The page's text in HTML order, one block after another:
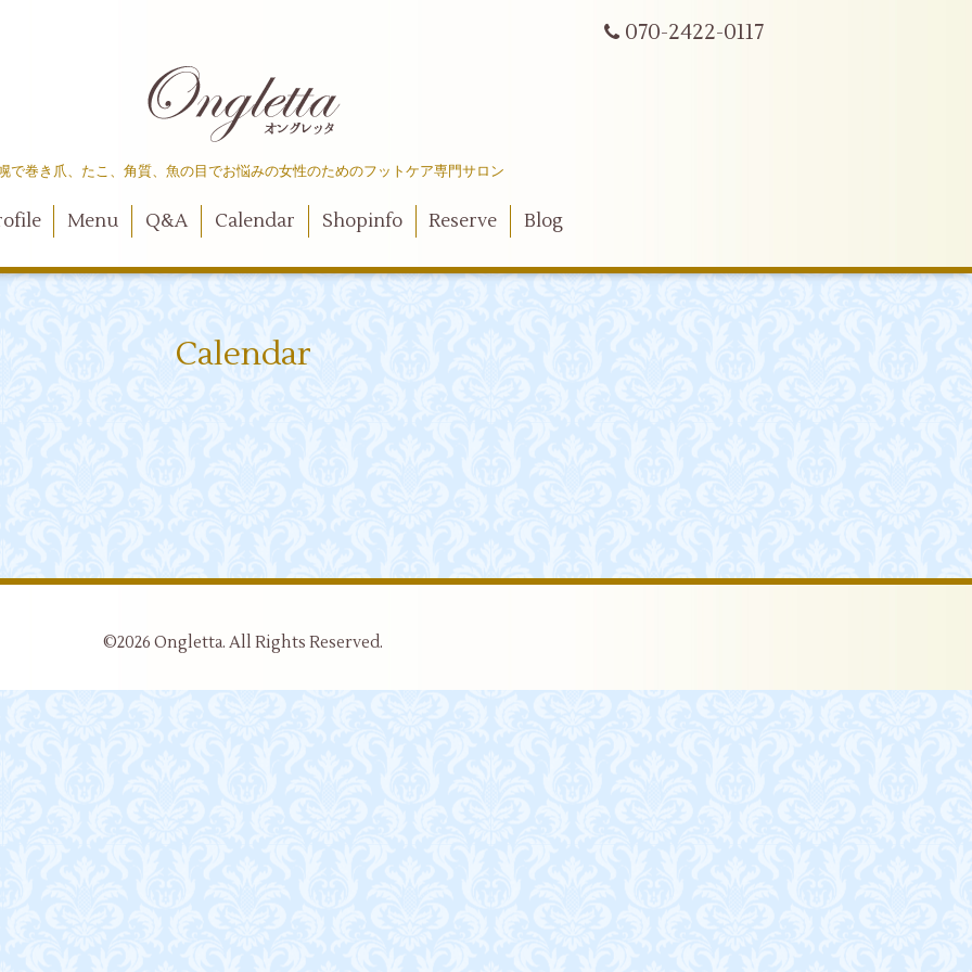
070-2422-0117
で巻き爪、たこ、角質、魚の目でお悩みの女性のためのフットケア専門サロン
Menu Q&A Calendar Shopinfo Reserve Blog
Calendar
©2026 Ongletta. All Rights Reserved.